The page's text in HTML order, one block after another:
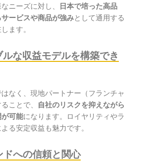
ニーズに対し、
日本で培った高品
ービスや商品が強みとして通用する
ます。
な収益モデルを構築でき
なく、現地パートナー（フランチャ
ことで、
自社のリスクを抑えながら
可能になります。ロイヤリティやラ
る安定収益も魅力です。
への信頼と関心